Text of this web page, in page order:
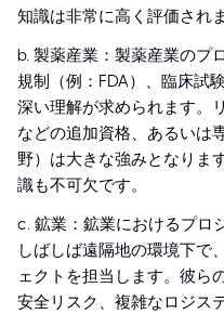
知識は非常に高く評価されま
b. 製薬産業：製薬産業のプ
規制（例：FDA）、臨床試
深い理解が求められます。
などの追加資格、あるいは
野）は大きな強みとなりま
識も不可欠です。
c. 鉱業：鉱業におけるプロ
しばしば遠隔地の環境下で
ェクトを担当します。彼ら
安全リスク、複雑なロジス